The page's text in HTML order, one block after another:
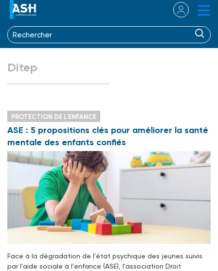
Ditep
PROTECTION DE L'ENFANCE
ASE : 5 propositions clés pour améliorer la santé
mentale des enfants confiés
Face à la dégradation de l'état psychique des jeunes suivis
par l'aide sociale à l'enfance (ASE), l'association Droit